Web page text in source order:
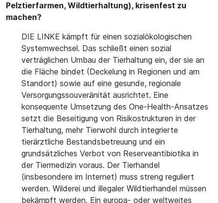
Pelztierfarmen, Wildtierhaltung), krisenfest zu
machen?
DIE LINKE kämpft für einen sozialökologischen
Systemwechsel. Das schließt einen sozial
verträglichen Umbau der Tierhaltung ein, der sie an
die Fläche bindet (Deckelung in Regionen und am
Standort) sowie auf eine gesunde, regionale
Versorgungssouveränität ausrichtet. Eine
konsequente Umsetzung des One-Health-Ansatzes
setzt die Beseitigung von Risikostrukturen in der
Tierhaltung, mehr Tierwohl durch integrierte
tierärztliche Bestandsbetreuung und ein
grundsätzliches Verbot von Reserveantibiotika in
der Tiermedizin voraus. Der Tierhandel
(insbesondere im Internet) muss streng reguliert
werden. Wilderei und illegaler Wildtierhandel müssen
bekämpft werden. Ein europa- oder weltweites